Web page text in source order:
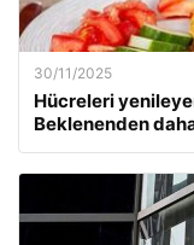
30/11/2025
Hücreleri
Beklenenden